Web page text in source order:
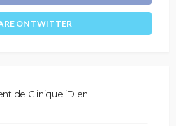
ON TWITTER
de Clinique iD en